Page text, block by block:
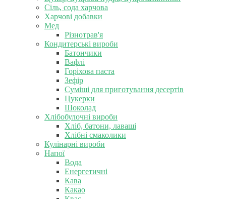
Сіль, сода харчова
Харчові добавки
Мед
Різнотрав'я
Кондитерські вироби
Батончики
Вафлі
Горіхова паста
Зефір
Суміші для приготування десертів
Цукерки
Шоколад
Хлібобулочні вироби
Хліб, батони, лаваші
Хлібні смаколики
Кулінарні вироби
Напої
Вода
Енергетичні
Кава
Какао